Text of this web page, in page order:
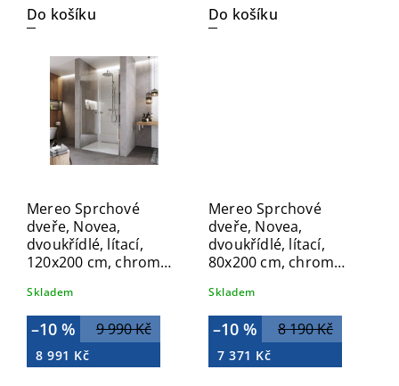
Do košíku Do košíku
Mereo Sprchové
dveře, Novea,
dvoukřídlé, lítací,
120x200 cm, chrom
CK80553Z
Skladem
9 990 Kč
–10 %
8 991 Kč
Mereo Sprchové
dveře, Novea,
dvoukřídlé, lítací,
80x200 cm, chrom
CK80513Z
Skladem
8 190 Kč
–10 %
7 371 Kč